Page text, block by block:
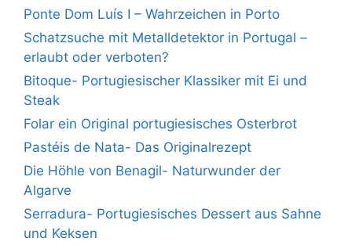
Ponte Dom Luís I – Wahrzeichen in Porto
Schatzsuche mit Metalldetektor in Portugal –
erlaubt oder verboten?
Bitoque- Portugiesischer Klassiker mit Ei und
Steak
Folar ein Original portugiesisches Osterbrot
Pastéis de Nata- Das Originalrezept
Die Höhle von Benagil- Naturwunder der
Algarve
Serradura- Portugiesisches Dessert aus Sahne
und Keksen